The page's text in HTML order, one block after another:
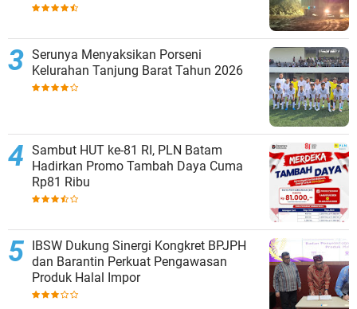
Serunya Menyaksikan Porseni
Kelurahan Tanjung Barat Tahun 2026
Sambut HUT ke-81 RI, PLN Batam
Hadirkan Promo Tambah Daya Cuma
Rp81 Ribu
IBSW Dukung Sinergi Kongkret BPJPH
dan Barantin Perkuat Pengawasan
Produk Halal Impor